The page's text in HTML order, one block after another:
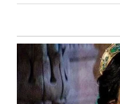
SULSEL
WN
GORONTALO